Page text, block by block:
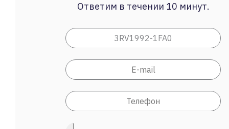
Ответим в течении 10 минут.